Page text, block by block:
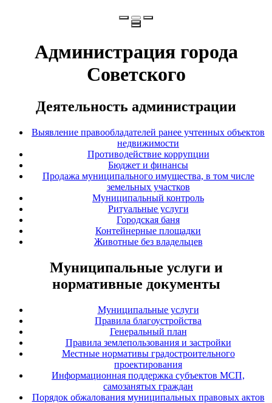
Администрация города
Советского
Деятельность администрации
Выявление правообладателей ранее учтенных объектов
недвижимости
Противодействие коррупции
Бюджет и финансы
Продажа муниципального имущества, в том числе
земельных участков
Муниципальный контроль
Ритуальные услуги
Городская баня
Контейнерные площадки
Животные без владельцев
Муниципальные услуги и
нормативные документы
Муниципальные услуги
Правила благоустройства
Генеральный план
Правила землепользования и застройки
Местные нормативы градостроительного
проектирования
Информационная поддержка субъектов МСП,
самозанятых граждан
Порядок обжалования муниципальных правовых актов